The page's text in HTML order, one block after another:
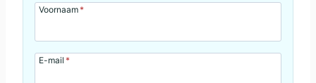
Voornaam*
E-mail *